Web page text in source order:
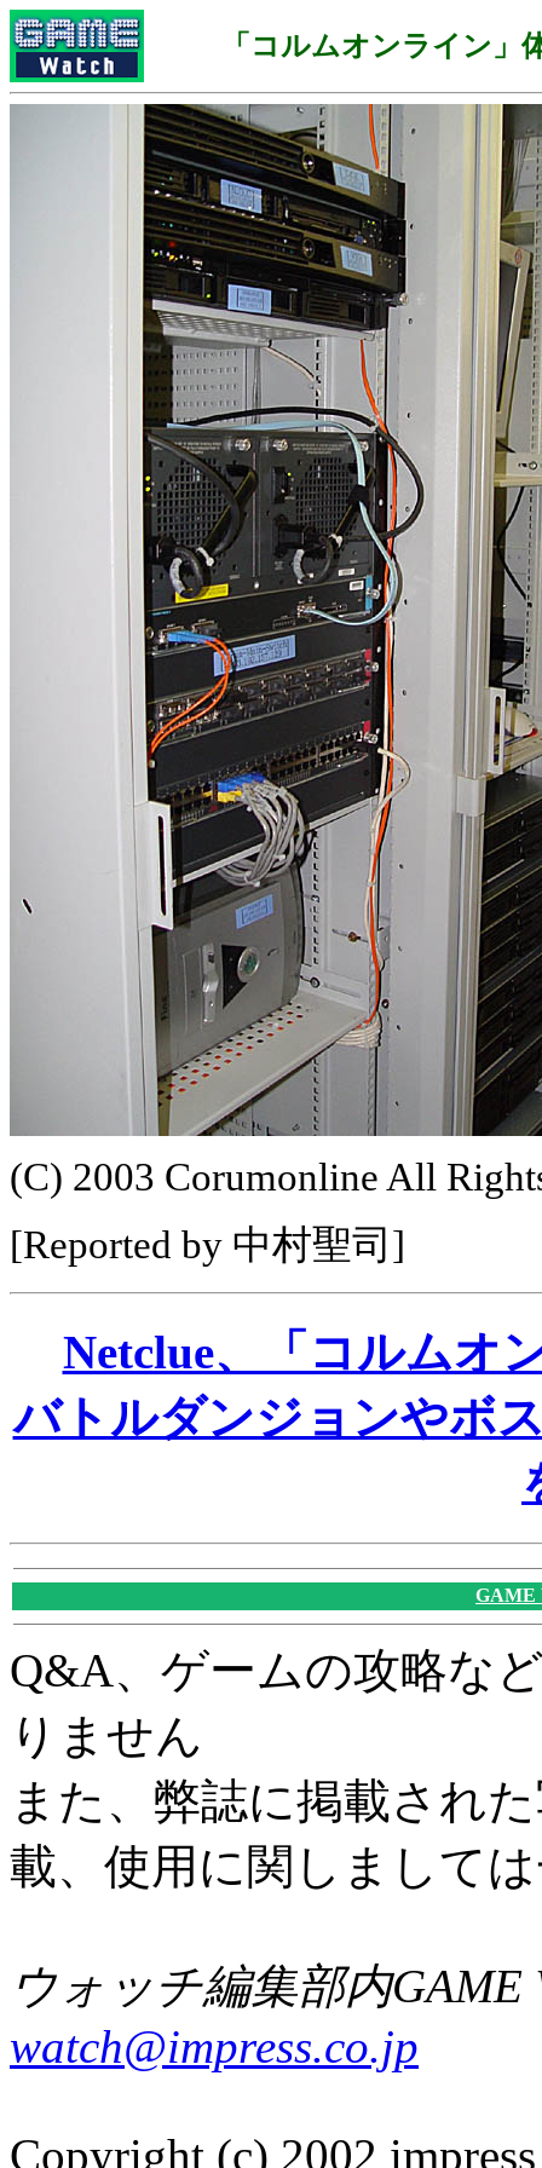
「コルムオンライン」
(C) 2003 Corumonline All
[Reported by 中村聖司]
Netclue、「コルムオ
バトルダンジョンやボ
GAME
Q&A、ゲームの攻略な
りません
また、弊誌に掲載され
載、使用に関しまして
ウォッチ編集部内GAME
watch@impress.co.jp
Copyright (c) 2002